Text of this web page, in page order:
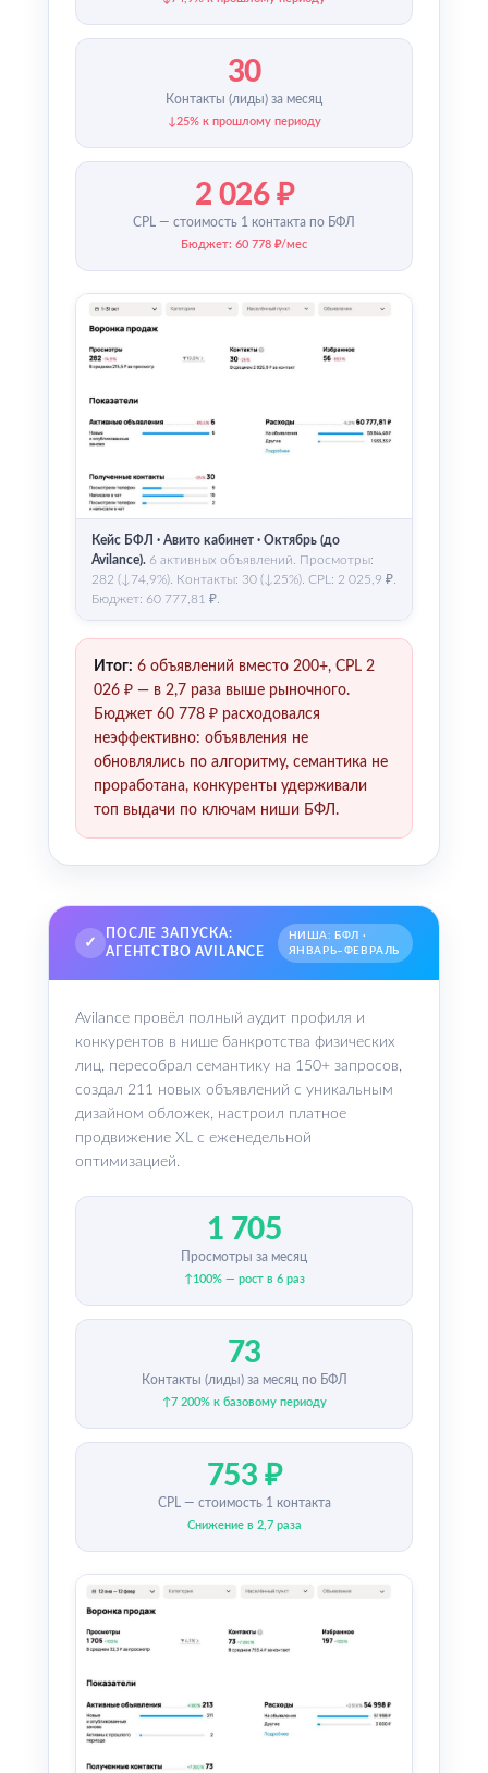
30
Контакты (лиды) за месяц
↓25% к прошлому периоду
2 026 ₽
CPL — стоимость 1 контакта по БФЛ
Бюджет: 60 778 ₽/мес
Кейс БФЛ · Авито кабинет · Октябрь (до
Avilance). 6 активных объявлений. Просмотры:
282 (↓74,9%). Контакты: 30 (↓25%). CPL: 2 025,9 ₽.
Бюджет: 60 777,81 ₽.
Итог: 6 объявлений вместо 200+, CPL 2
026 ₽ — в 2,7 раза выше рыночного.
Бюджет 60 778 ₽ расходовался
неэффективно: объявления не
обновлялись по алгоритму, семантика не
проработана, конкуренты удерживали
топ выдачи по ключам ниши БФЛ.
✓
ПОСЛЕ ЗАПУСКА:
АГЕНТСТВО AVILANCE
НИША: БФЛ ·
ЯНВАРЬ–ФЕВРАЛЬ
Avilance провёл полный аудит профиля и
конкурентов в нише банкротства физических
лиц, пересобрал семантику на 150+ запросов,
создал 211 новых объявлений с уникальным
дизайном обложек, настроил платное
продвижение XL с еженедельной
оптимизацией.
1 705
Просмотры за месяц
↑100% — рост в 6 раз
73
Контакты (лиды) за месяц по БФЛ
↑7 200% к базовому периоду
753 ₽
CPL — стоимость 1 контакта
Снижение в 2,7 раза